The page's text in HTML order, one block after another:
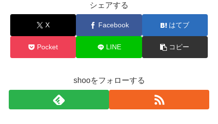
シェアする
X Facebook はてブ
Pocket LINE コピー
shooをフォローする